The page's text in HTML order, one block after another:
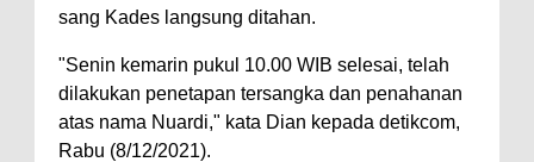
sang Kades langsung ditahan.
"Senin kemarin pukul 10.00 WIB selesai, telah
dilakukan penetapan tersangka dan penahanan
atas nama Nuardi," kata Dian kepada detikcom,
Rabu (8/12/2021).